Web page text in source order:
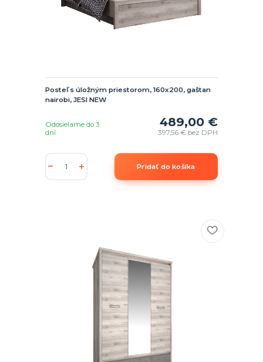
Posteľ s úložným priestorom, 160x200, gaštan
nairobi, JESI NEW
489,00 €
397,56 € bez DPH
Odosielame do 3
dní
Pridať do košíka